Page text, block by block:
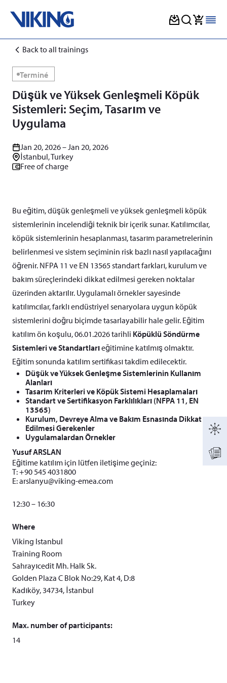
Back to all trainings
Terminé
Düşük ve Yüksek Genleşmeli Köpük
Sistemleri: Seçim, Tasarım ve
Uygulama
Jan 20, 2026 – Jan 20, 2026
İstanbul, Turkey
Free of charge
Bu eğitim, düşük genleşmeli ve yüksek genleşmeli köpük
sistemlerinin incelendiği teknik bir içerik sunar. Katılımcılar,
köpük sistemlerinin hesaplanması, tasarım parametrelerinin
belirlenmesi ve sistem seçiminin risk bazlı nasıl yapılacağını
öğrenir. NFPA 11 ve EN 13565 standart farkları, kurulum ve
bakım süreçlerindeki dikkat edilmesi gereken noktalar
üzerinden aktarılır. Uygulamalı örnekler sayesinde
katılımcılar, farklı endüstriyel senaryolara uygun köpük
sistemlerini doğru biçimde tasarlayabilir hale gelir. Eğitim
katılım ön koşulu, 06.01.2026 tarihli Köpüklü Söndürme
Sistemleri ve Standartlarıeğitimine katılmış olmaktır.
Eğitim sonunda katılım sertifikası takdim edilecektir.
Düşük ve Yüksek Genleşme Sistemlerinin Kullanım
Alanları
Tasarım Kriterleri ve Köpük Sistemi Hesaplamaları
Standart ve Sertifikasyon Farklılıkları (NFPA 11, EN
13565)
Kurulum, Devreye Alma ve Bakım Esnasında Dikkat
Edilmesi Gerekenler
Uygulamalardan Örnekler
Yusuf ARSLAN
Eğitime katılım için lütfen iletişime geçiniz:
T: +90 545 4031800
E:arslanyu@viking-emea.com
12:30 – 16:30
Where
Viking Istanbul
Training Room
Sahrayıcedit Mh. Halk Sk.
Golden Plaza C Blok No:29, Kat 4, D:8
Kadıköy, 34734, İstanbul
Turkey
Max. number of participants:
14